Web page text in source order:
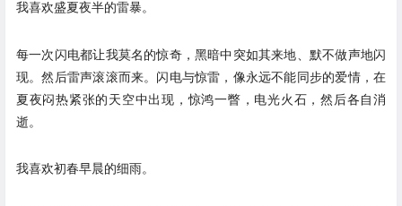
我喜欢盛夏夜半的雷暴。
每一次闪电都让我莫名的惊奇，黑暗中突如其来地、默不做声地闪
现。然后雷声滚滚而来。闪电与惊雷，像永远不能同步的爱情，在
夏夜闷热紧张的天空中出现，惊鸿一瞥，电光火石，然后各自消
逝。
我喜欢初春早晨的细雨。